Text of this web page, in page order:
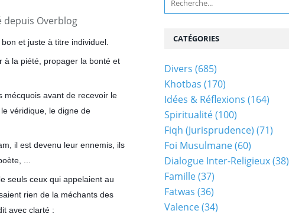
depuis Overblog
et juste à titre individuel.
à la piété, propager la bonté et
véridique, le digne de
il est devenu leur ennemis, ils
...
seuls ceux qui appelaient au
rien de la méchants des
avec clarté :
CATÉGORIES
Divers (685)
Khotbas (170)
Idées & Réflexions (164)
Spiritualité(100)
Fiqh (jurisprudence) (71)
Foi Musulmane(60)
Dialogue Inter-Religieux(38)
Famille(37)
Fatwas (36)
Valence(34)